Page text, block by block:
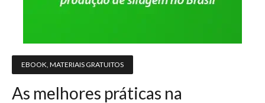
EBOOK MATERIAIS GRATUITOS
As melhores práticas na